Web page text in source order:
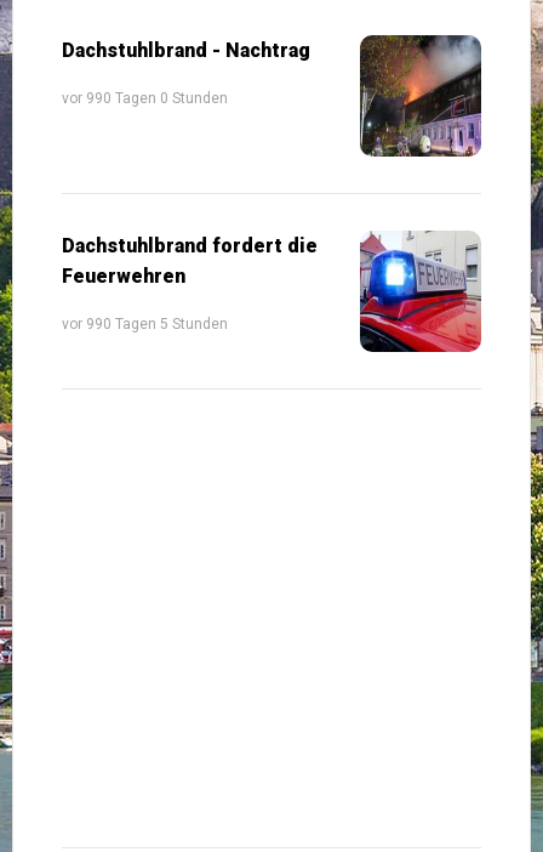
Dachstuhlbrand - Nachtrag
vor 990 Tagen 0 Stunden
Dachstuhlbrand fordert die
Feuerwehren
vor 990 Tagen 5 Stunden